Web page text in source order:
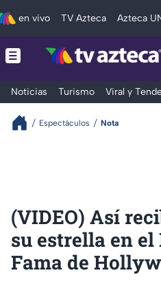
en vivo TV Azteca Azteca
Noticias Turismo Viral y
Espectáculos Nota
(VIDEO) Así
su estrella en el
Fama de